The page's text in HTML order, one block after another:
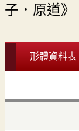
子．原道》
形體資料表